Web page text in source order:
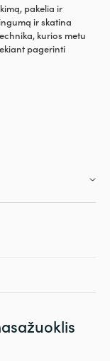
pakelia ir
ir skatina
kurios metu
pagerinti